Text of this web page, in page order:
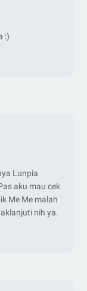
:)
Lunpia
aku mau cek
Me Me malah
nih ya.